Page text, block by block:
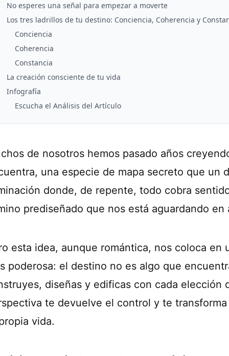
No esperes una señal para empezar a moverte
Los tres ladrillos de tu destino: Conciencia, Coherencia y
Conciencia
Coherencia
Constancia
La creación consciente de tu vida
Infografía
Escucha el Análisis del Artículo
de nosotros hemos pasado años
una especie de mapa secreto que un
donde, de repente, todo cobra
prediseñado que nos está aguardando en
esta idea, aunque romántica, nos coloca en
poderosa: el destino no es algo que
diseñas y edificas con cada elección
te devuelve el control y te
vida.